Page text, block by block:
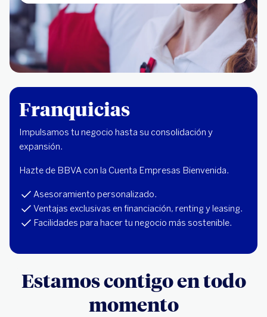
Franquicias
Impulsamos tu negocio hasta su consolidación y
expansión.
Hazte de BBVA con la Cuenta Empresas Bienvenida.
Asesoramiento personalizado.
Ventajas exclusivas en financiación, renting y leasing.
Facilidades para hacer tu negocio más sostenible.
Estamos contigo en todo
momento